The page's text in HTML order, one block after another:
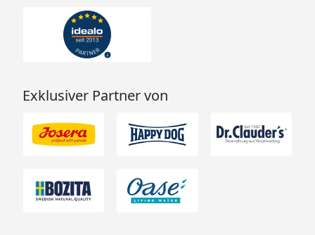
Exklusiver Partner von